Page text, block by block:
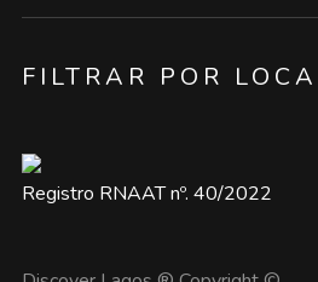
FILTRAR POR
Registro RNAAT nº. 40/2022